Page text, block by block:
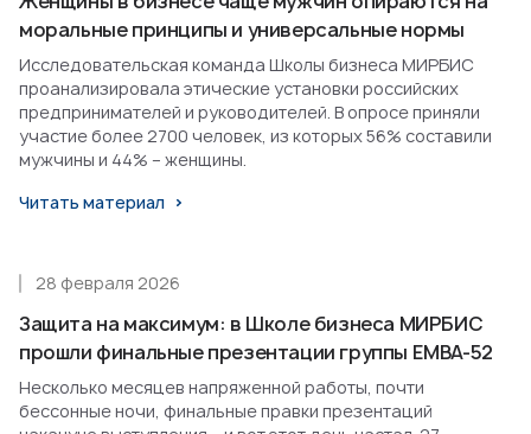
моральные принципы и универсальные нормы
Исследовательская команда Школы бизнеса МИРБИС
проанализировала этические установки российских
предпринимателей и руководителей. В опросе приняли
участие более 2700 человек, из которых 56% составили
мужчины и 44% – женщины.
Читать материал
Защита на максимум: в Школе бизнеса МИРБИС
прошли финальные презентации группы EMBA-52
28 февраля 2026
Несколько месяцев напряженной работы, почти
бессонные ночи, финальные правки презентаций